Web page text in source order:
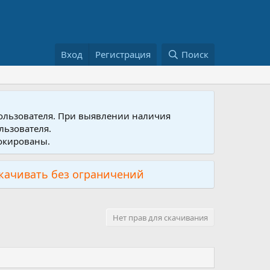
Вход Регистрация Поиск
При выявлении наличия
без ограничений
Нет прав для скачивания